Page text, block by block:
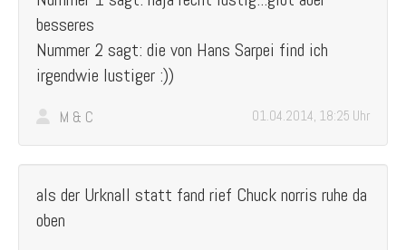
besseres
Nummer 2 sagt: die von Hans Sarpei find ich
irgendwie lustiger :))
M & C 01.04.2014, 18:25 Uhr
als der Urknall statt fand rief Chuck norris ruhe da
oben